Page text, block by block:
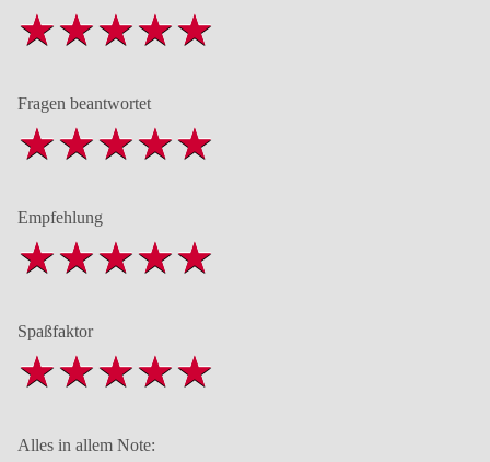
Fragen beantwortet
Empfehlung
Spaßfaktor
Alles in allem Note: